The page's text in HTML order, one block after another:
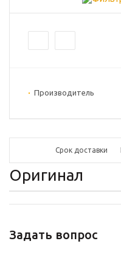
Производитель
Срок доставки
Оригинал
Задать вопрос